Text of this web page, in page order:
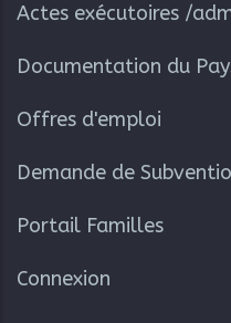
Actes exécutoires /
Documentation du
Offres d'emploi
Demande de
Portail Familles
Connexion